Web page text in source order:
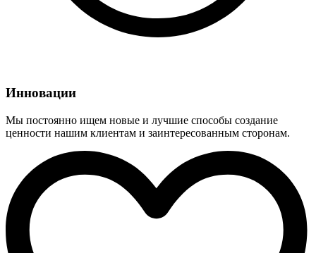
Инновации
Мы постоянно ищем новые и лучшие способы создание
ценности нашим клиентам и заинтересованным сторонам.